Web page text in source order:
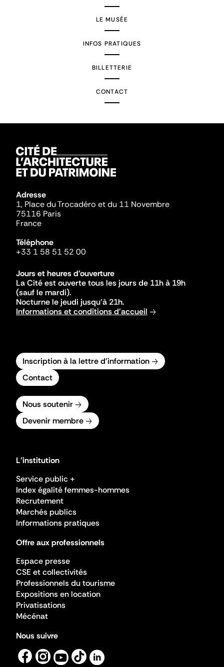
LE MUSÉE
INFOS PRATIQUES
BILLETTERIE
CONTACT
Adresse
1, Place du Trocadéro et du 11 Novembre
75116 Paris
France
Téléphone
+33 1 58 51 52 00
Jours et heures d'ouverture
La Cité est ouverte tous les jours de 11h à 19h
(sauf le mardi).
Nocturne le jeudi jusqu'à 21h.
Informations et conditions d'accueil
Inscription à la lettre d'information
Contact
Nous soutenir
Devenir membre
L'institution
Service public +
Index égalité femmes-hommes
Recrutement
Marchés publics
Informations pratiques
Offre aux professionnels
Espace presse
CSE et collectivités
Professionnels du tourisme
Expositions en location
Privatisations
Mécénat
Nous suivre